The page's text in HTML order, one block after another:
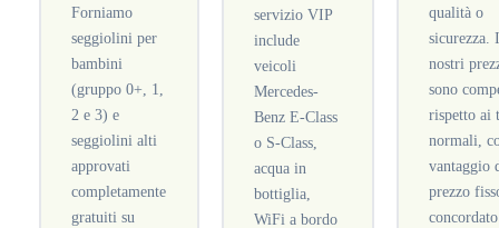
Forniamo
seggiolini per
bambini
(gruppo 0+, 1,
2 e 3) e
seggiolini alti
approvati
completamente
gratuiti su
servizio VIP
include
veicoli
Mercedes-
Benz E-Class
o S-Class,
acqua in
bottiglia,
WiFi a bordo
qualità o
sicurezza.
nostri
sono
rispetto ai
normali,
vantaggio
prezzo
concordato